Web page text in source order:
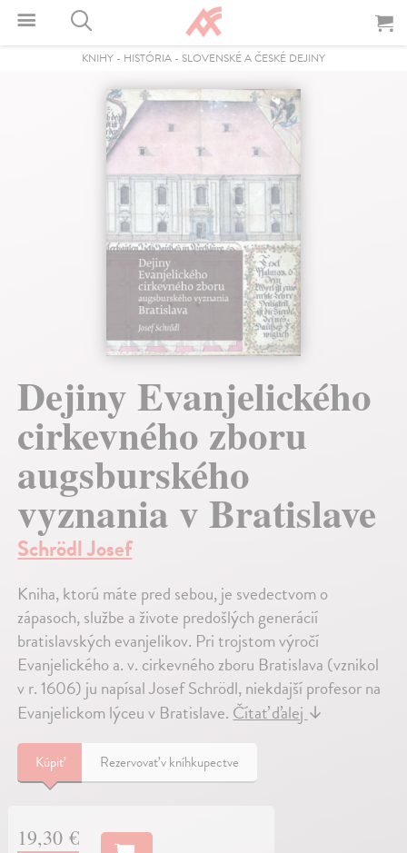
KNIHY - HISTÓRIA - SLOVENSKÉ A ČESKÉ DEJINY
Dejiny Evanjelického
cirkevného zboru
augsburského
vyznania v Bratislave
Schrödl Josef
Kniha, ktorú máte pred sebou, je svedectvom o
zápasoch, službe a živote predošlých generácií
bratislavských evanjelikov. Pri trojstom výročí
Evanjelického a. v. cirkevného zboru Bratislava (vznikol
v r. 1606) ju napísal Josef Schrödl, niekdajší profesor na
Evanjelickom lýceu v Bratislave.Čítať ďalej↓
Kúpiť Rezervovať v kníhkupectve
19,30 €